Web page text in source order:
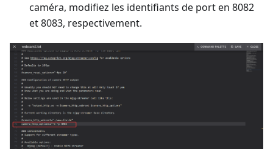
caméra, modifiez les identifiants de port en 8082
et 8083, respectivement.